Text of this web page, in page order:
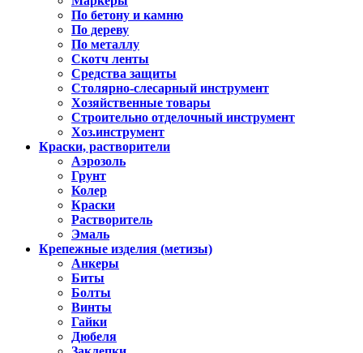
По бетону и камню
По дереву
По металлу
Скотч ленты
Средства защиты
Столярно-слесарный инструмент
Хозяйственные товары
Строительно отделочный инструмент
Хоз.инструмент
Краски, растворители
Аэрозоль
Грунт
Колер
Краски
Растворитель
Эмаль
Крепежные изделия (метизы)
Анкеры
Биты
Болты
Винты
Гайки
Дюбеля